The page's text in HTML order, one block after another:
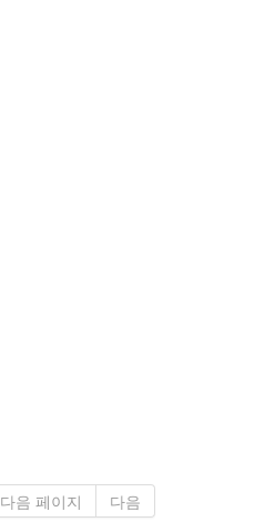
다음 페이지 다음